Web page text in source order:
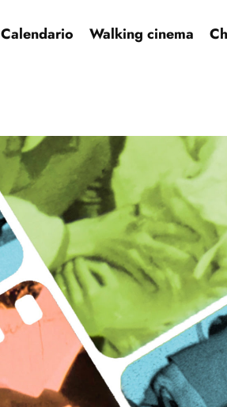
Calendario Walking cinema